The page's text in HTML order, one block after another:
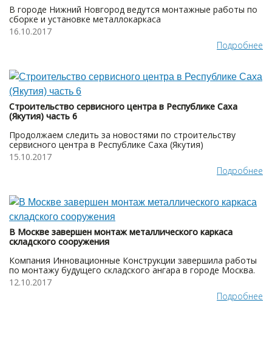
В городе Нижний Новгород ведутся монтажные работы по
сборке и установке металлокаркаса
16.10.2017
Подробнее
Строительство сервисного центра в Республике Саха
(Якутия) часть 6
Продолжаем следить за новостями по строительству
сервисного центра в Республике Саха (Якутия)
15.10.2017
Подробнее
В Москве завершен монтаж металлического каркаса
складского сооружения
Компания Инновационные Конструкции завершила работы
по монтажу будущего складского ангара в городе Москва.
12.10.2017
Подробнее